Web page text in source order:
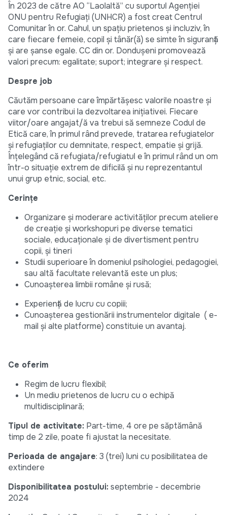
În 2023 de către AO “Laolaltă” cu suportul Agenției
ONU pentru Refugiați (UNHCR) a fost creat Centrul
Comunitar în or. Cahul, un spațiu prietenos și incluziv, în
care fiecare femeie, copil și tânăr(ă) se simte în siguranță
și are șanse egale. CC din or. Dondușeni promovează
valori precum: egalitate; suport; integrare și respect.
Despre job
Căutăm persoane care împărtășesc valorile noastre și
care vor contribui la dezvoltarea inițiativei. Fiecare
viitor/oare angajat/ă va trebui să semneze Codul de
Etică care, în primul rând prevede, tratarea refugiatelor
și refugiaților cu demnitate, respect, empatie și grijă.
Înțelegând că refugiata/refugiatul e în primul rând un om
într-o situație extrem de dificilă și nu reprezentantul
unui grup etnic, social, etc.
Cerințe
Organizare și moderare activităților precum ateliere
de creație și workshopuri pe diverse tematici
sociale, educaționale și de divertisment pentru
copii, și tineri
Studii superioare în domeniul psihologiei, pedagogiei,
sau altă facultate relevantă este un plus;
Cunoașterea limbii române și rusă;
Experiență de lucru cu copiii;
Cunoașterea gestionării instrumentelor digitale ( e-
mail și alte platforme) constituie un avantaj.
Ce oferim
Regim de lucru flexibil;
Un mediu prietenos de lucru cu o echipă
multidisciplinară;
Tipul de activitate: Part-time, 4 ore pe săptămână
timp de 2 zile, poate fi ajustat la necesitate.
Perioada de angajare: 3 (trei) luni cu posibilitatea de
extindere
Disponibilitatea postului:septembrie - decembrie
2024